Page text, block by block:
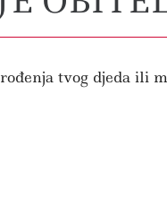
tvog djeda ili